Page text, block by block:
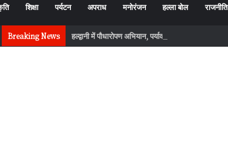
शिक्षा पर्यटन अपराध मनोरंजन हल्ला बोल राजनीति
Breaking News हल्द्वानी में पौधारोपण अभियान, पर्यावरण संरक्षण का दिया संदेश